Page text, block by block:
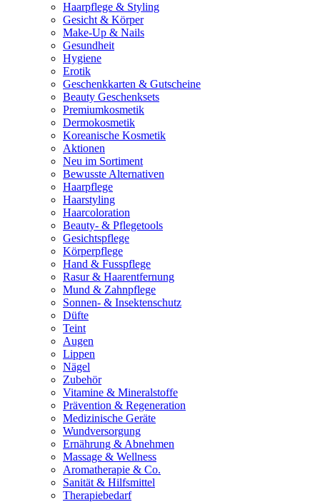
Haarpflege & Styling
Gesicht & Körper
Make-Up & Nails
Gesundheit
Hygiene
Erotik
Geschenkkarten & Gutscheine
Beauty Geschenksets
Premiumkosmetik
Dermokosmetik
Koreanische Kosmetik
Aktionen
Neu im Sortiment
Bewusste Alternativen
Haarpflege
Haarstyling
Haarcoloration
Beauty- & Pflegetools
Gesichtspflege
Körperpflege
Hand & Fusspflege
Rasur & Haarentfernung
Mund & Zahnpflege
Sonnen- & Insektenschutz
Düfte
Teint
Augen
Lippen
Nägel
Zubehör
Vitamine & Mineralstoffe
Prävention & Regeneration
Medizinische Geräte
Wundversorgung
Ernährung & Abnehmen
Massage & Wellness
Aromatherapie & Co.
Sanität & Hilfsmittel
Therapiebedarf